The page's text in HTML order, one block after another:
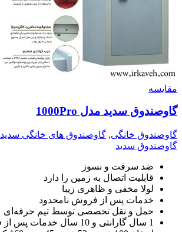
مقايسه
گاوصندوق سدید مدل 1000Pro
گاوصندوق خانگی, گاوصندوق های خانگی سدید
گاوصندوق سدید
ضد سرقت و نسوز
قابلیت اتصال به زمین را دارد
لولا مخفی و ظاهری زیبا
خدمات پس از فروش نامحدود
حمل و نقل تخصصی توسط تیم حرفه‌ای
1 سال گارانتی و 10 سال خدمات پس از فروش